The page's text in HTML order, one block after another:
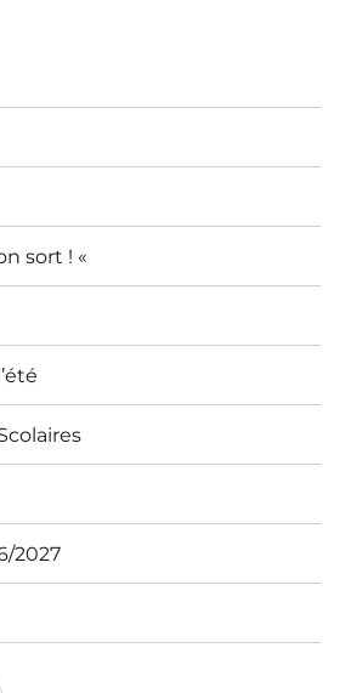
sort ! «
2027